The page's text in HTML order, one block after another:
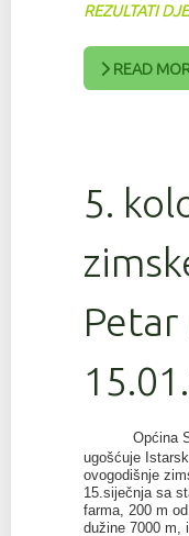
REZULTATI
READ
5.
Petar
Općina
ugošćuje
ovogodišnje
15.siječnja sa
farma, 200 m
dužine 7000 m,